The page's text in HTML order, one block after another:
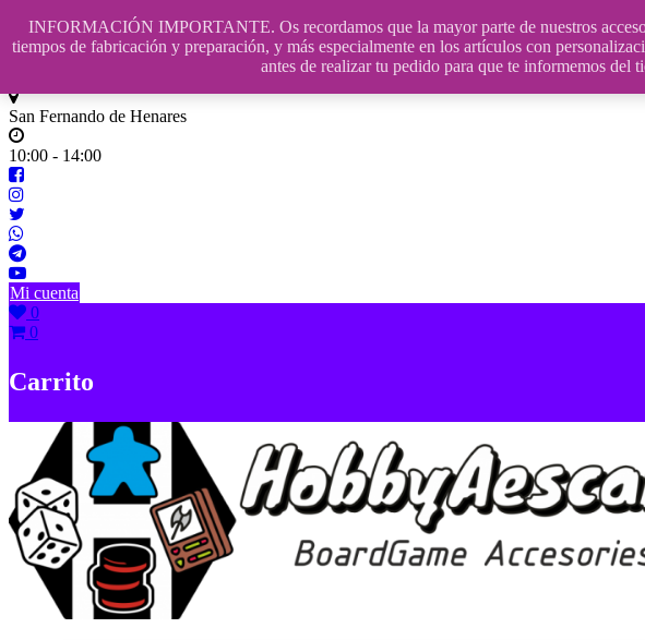
INFORMACIÓN IMPORTANTE. Os recordamos que la mayor parte de nuestros
tiempos de fabricación y preparación, y más especialmente en los artículos con
antes de realizar tu pedido para que te informemos
Saltar
contenido
609241475 SOLO DE 10:00 a 14:00
San Fernando de Henares
10:00 - 14:00
Mi cuenta
0
0
Carrito